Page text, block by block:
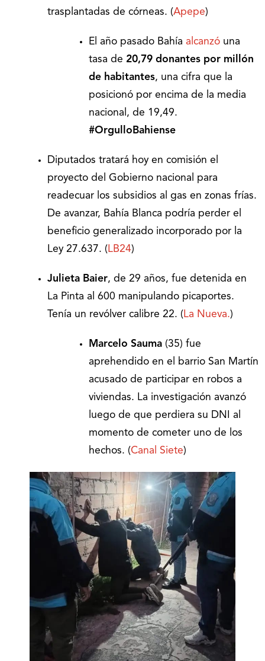
trasplantadas de córneas. (Apepe)
El año pasado Bahía alcanzó una
tasa de 20,79 donantes por millón
de habitantes, una cifra que la
posicionó por encima de la media
nacional, de 19,49.
#OrgulloBahiense
Diputados tratará hoy en comisión el
proyecto del Gobierno nacional para
readecuar los subsidios al gas en zonas frías.
De avanzar, Bahía Blanca podría perder el
beneficio generalizado incorporado por la
Ley 27.637. ( LB24)
Julieta Baier, de 29 años, fue detenida en
La Pinta al 600 manipulando picaportes.
Tenía un revólver calibre 22. ( La Nueva.)
Marcelo Sauma (35) fue
aprehendido en el barrio San Martín
acusado de participar en robos a
viviendas. La investigación avanzó
luego de que perdiera su DNI al
momento de cometer uno de los
hechos. (Canal Siete)